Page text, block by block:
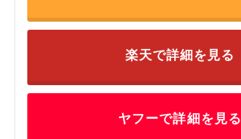
楽天で詳細を見る
ヤフーで詳細を見る